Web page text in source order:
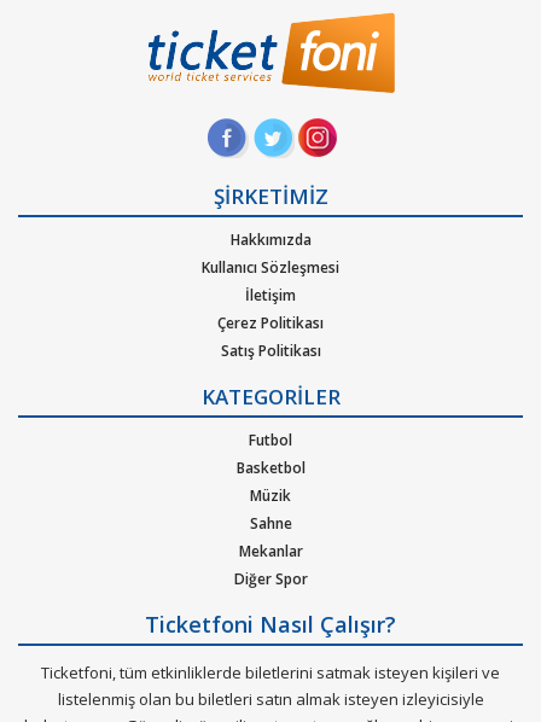
ŞİRKETİMİZ
Hakkımızda
Kullanıcı Sözleşmesi
İletişim
Çerez Politikası
Satış Politikası
Kurumsal Ağırlama
Nasıl Çalışır
Bilet Tipi ve Teslimat
Üyelik Doğrulama
Sık Sorulan Sorular
KATEGORİLER
Futbol
Basketbol
Müzik
Sahne
Mekanlar
Diğer Spor
Ticketfoni Nasıl Çalışır?
Ticketfoni, tüm etkinliklerde biletlerini satmak isteyen kişileri ve
listelenmiş olan bu biletleri satın almak isteyen izleyicisiyle